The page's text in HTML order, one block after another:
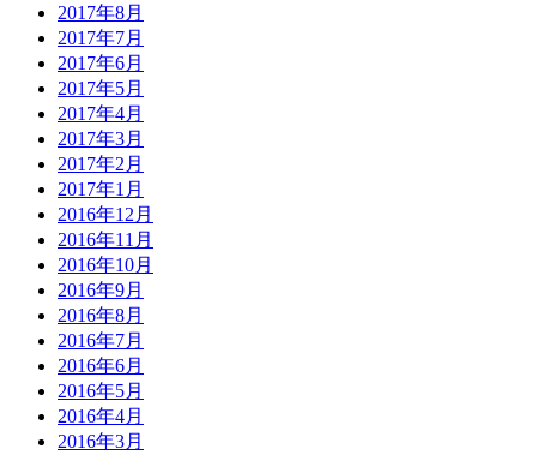
2017年8月
2017年7月
2017年6月
2017年5月
2017年4月
2017年3月
2017年2月
2017年1月
2016年12月
2016年11月
2016年10月
2016年9月
2016年8月
2016年7月
2016年6月
2016年5月
2016年4月
2016年3月